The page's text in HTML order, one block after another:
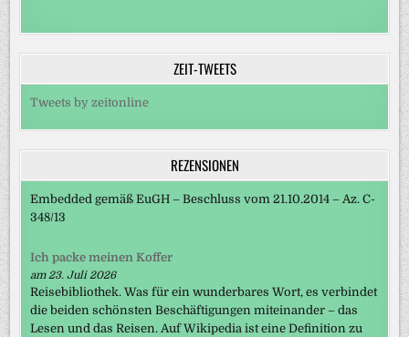
ZEIT-TWEETS
Tweets by zeitonline
REZENSIONEN
Embedded gemäß EuGH – Beschluss vom 21.10.2014 – Az. C-
348/13
Ich packe meinen Koffer
am 23. Juli 2026
Reisebibliothek. Was für ein wunderbares Wort, es verbindet
die beiden schönsten Beschäftigungen miteinander – das
Lesen und das Reisen. Auf Wikipedia ist eine Definition zu